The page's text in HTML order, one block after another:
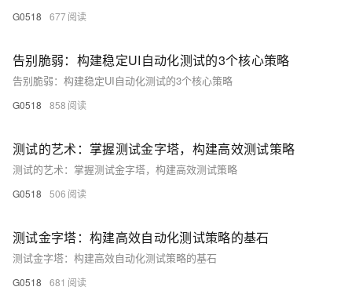
G0518 677
告别脆弱：构建稳定UI自动化测试的3个核心策略
告别脆弱：构建稳定UI自动化测试的3个核心策略
G0518 858
测试的艺术：掌握测试金字塔，构建高效测试策略
测试的艺术：掌握测试金字塔，构建高效测试策略
G0518 506
测试金字塔：构建高效自动化测试策略的基石
测试金字塔：构建高效自动化测试策略的基石
G0518 681